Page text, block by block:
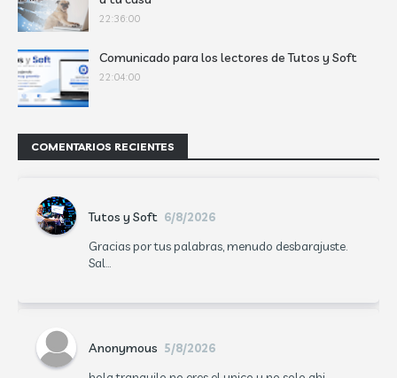
22:36:00
Comunicado para los lectores de Tutos y Soft
22:04:00
COMENTARIOS RECIENTES
Tutos y Soft 6/8/2026
Gracias por tus palabras, menudo desbarajuste.
Sal...
Anonymous 5/8/2026